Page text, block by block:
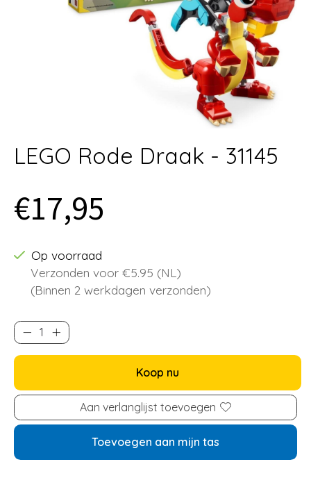
LEGO Rode Draak - 31145
€17,95
Op voorraad
Verzonden voor €5.95 (NL)
(Binnen 2 werkdagen verzonden)
Koop nu
Aan verlanglijst toevoegen
Toevoegen aan mijn tas